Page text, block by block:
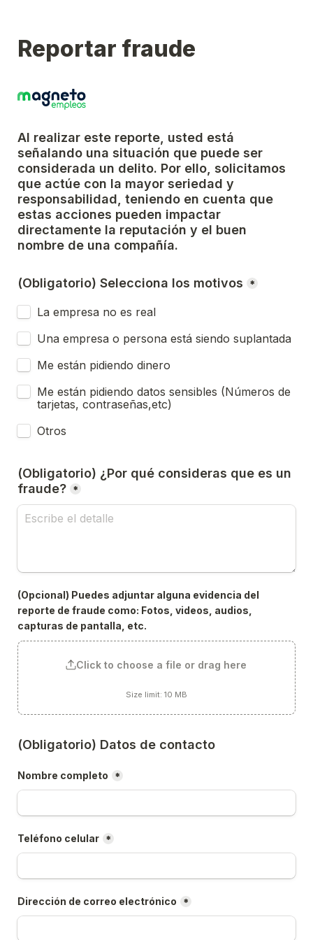
Reportar fraude
Al realizar este reporte, usted está
señalando una situación que puede ser
considerada un delito. Por ello, solicitamos
que actúe con la mayor seriedad y
responsabilidad, teniendo en cuenta que
estas acciones pueden impactar
directamente la reputación y el buen
nombre de una compañía.
(Obligatorio) Selecciona los motivos *
La empresa no es real
Una empresa o persona está siendo suplantada
Me están pidiendo dinero
Me están pidiendo datos sensibles (Números de
tarjetas, contraseñas,etc)
Otros
(Obligatorio) ¿Por qué consideras que es un
fraude? *
(Opcional) Puedes adjuntar alguna evidencia del
reporte de fraude como: Fotos, videos, audios,
capturas de pantalla, etc.
Click to choose a file or drag here
Size limit: 10 MB
(Obligatorio) Datos de contacto
Nombre completo *
Teléfono celular *
Dirección de correo electrónico *